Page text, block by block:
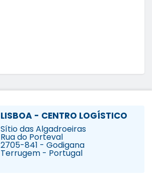
LISBOA - CENTRO LOGÍSTICO
Sítio das Algadroeiras
Rua do Porteval
2705-841 - Godigana
Terrugem - Portugal